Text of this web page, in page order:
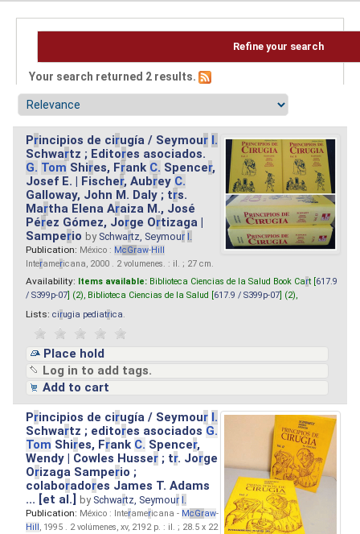
Refine your search
Your search returned 2 results.
Principios de cirugía / Seymour I.
Schwartz ; Editores asociados.
G. Tom Shires, Frank C. Spencer,
Josef E. | Fischer, Aubrey C.
Galloway, John M. Daly ; trs.
Martha Elena Araiza M., José
Pérez Gómez, Jorge Ortizaga |
Samperio by Schwartz, Seymour I.
Publication: México : McGraw-Hill
Interamericana, 2000 . 2 volumenes. : il. ; 27 cm.
Availability: Items available: Biblioteca Ciencias de la Salud Book Cart [ 617.9
/ S399p-07 ] (2), Biblioteca Ciencias de la Salud [ 617.9 / S399p-07 ] (2),
Lists: cirugia pediatrica
Place hold
Log in to add tags.
Add to cart
Principios de cirugía / Seymour I.
Schwartz ; editores asociados G.
Tom Shires, Frank C. Spencer,
Wendy | Cowles Husser ; tr. Jorge
Orizaga Samperio ;
colaboradores James T. Adams
... [et al.]by Schwartz, Seymour I.
Publication: México : Interamericana - McGraw-
Hill, 1995 . 2 volúmenes, xv, 2192 p. : il. ; 28.5 x 22